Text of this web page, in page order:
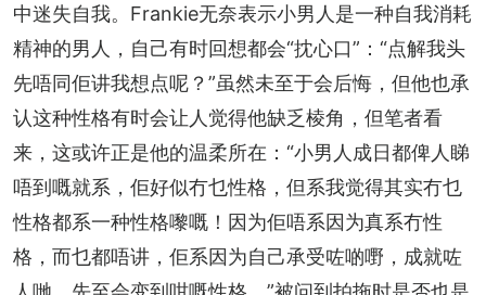
中迷失自我。Frankie无奈表示小男人是一种自我消耗
精神的男人，自己有时回想都会“抌心口”：“点解我头
先唔同佢讲我想点呢？”虽然未至于会后悔，但他也承
认这种性格有时会让人觉得他缺乏棱角，但笔者看
来，这或许正是他的温柔所在：“小男人成日都俾人睇
唔到嘅就系，佢好似冇乜性格，但系我觉得其实冇乜
性格都系一种性格嚟嘅！因为佢唔系因为真系冇性
格，而乜都唔讲，佢系因为自己承受咗啲嘢，成就咗